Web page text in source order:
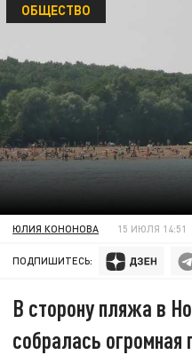
ОБЩЕСТВО
ЮЛИЯ КОНОНОВА 15 ИЮЛЯ 14:51
ПОДПИШИТЕСЬ:
В сторону пляжа в
собралась огромная